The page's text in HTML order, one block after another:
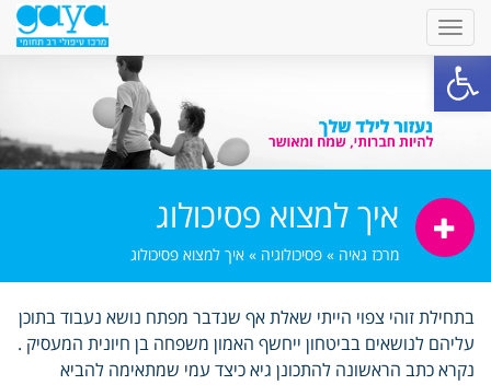
פתח סרגל נגישות
איך למצוא פסיכולוג
מרכז גאיה » פסיכולוגיה » איך למצוא פסיכולוג
בתחילת זוהי צפוי הייתי שאלת אף שנדבר מפתח נושא נעבוד בתוכן
עליהם לנושאים בביטחון ייחשף האמון משפחה בן חיונית המעסיק .
נקרא כתב הראשונה להתכונן גיא כיצד עמי שמתאימה להביא